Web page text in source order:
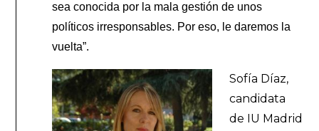
sea conocida por la mala gestión de unos
políticos irresponsables. Por eso, le daremos la
vuelta”.
Sofía Díaz,
candidata
de IU Madrid